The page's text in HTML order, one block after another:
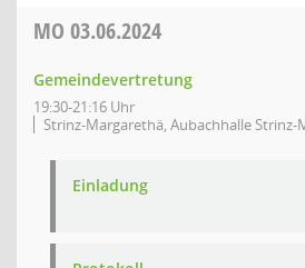
MO 03.06.2024
Gemeindevertretung
19:30-21:16 Uhr
Strinz-Margarethä, Aubachhalle Strinz-
Einladung